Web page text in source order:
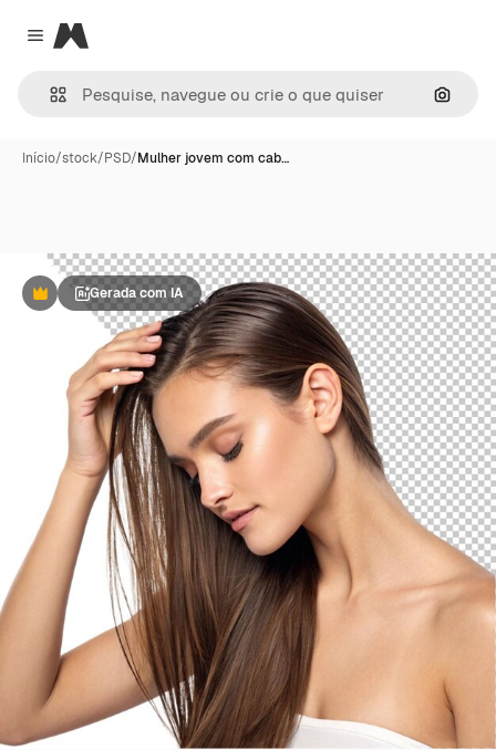
Close menu
Magnific
Início/stock/PSD/Mulher jovem com cab…
PremiumGerada com IA